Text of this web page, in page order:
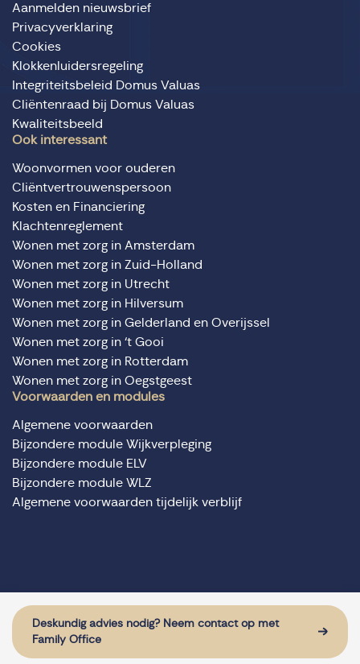
Deskundig advies nodig? Neem contact op met
Family Office
Aanmelden nieuwsbrief
Privacyverklaring
Cookies
Klokkenluidersregeling
Integriteitsbeleid Domus Valuas
Cliëntenraad bij Domus Valuas
Kwaliteitsbeeld
Ook interessant
Woonvormen voor ouderen
Cliëntvertrouwenspersoon
Kosten en Financiering
Klachtenreglement
Wonen met zorg in Amsterdam
Wonen met zorg in Zuid-Holland
Wonen met zorg in Utrecht
Wonen met zorg in Hilversum
Wonen met zorg in Gelderland en Overijssel
Wonen met zorg in ‘t Gooi
Wonen met zorg in Rotterdam
Wonen met zorg in Oegstgeest
Voorwaarden en modules
Algemene voorwaarden
Bijzondere module Wijkverpleging
Bijzondere module ELV
Bijzondere module WLZ
Algemene voorwaarden tijdelijk verblijf
Website door: Sturdy Digital